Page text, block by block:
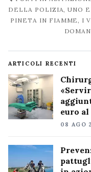
post
DELLA POLIZIA, UNO
PINETA IN FIAMME, I
ARTICOLI RECENTI
euro
08 AGO